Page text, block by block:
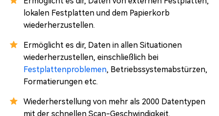
lokalen Festplatten und dem Papierkorb
wiederherzustellen.
Ermöglicht es dir, Daten in allen Situationen
wiederherzustellen, einschließlich bei
Festplattenproblemen, Betriebssystemabstürzen,
Formatierungen etc.
Wiederherstellung von mehr als 2000 Datentypen
mit der schnellen Scan-Geschwindigkeit.